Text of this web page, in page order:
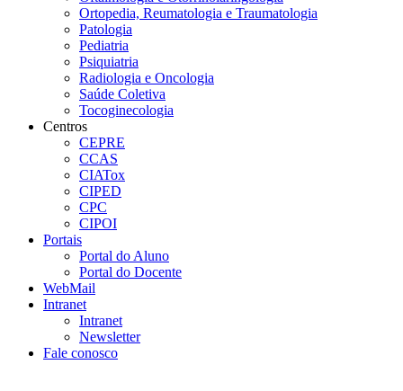
Ortopedia, Reumatologia e Traumatologia
Patologia
Pediatria
Psiquiatria
Radiologia e Oncologia
Saúde Coletiva
Tocoginecologia
Centros
CEPRE
CCAS
CIATox
CIPED
CPC
CIPOI
Portais
Portal do Aluno
Portal do Docente
WebMail
Intranet
Intranet
Newsletter
Fale conosco